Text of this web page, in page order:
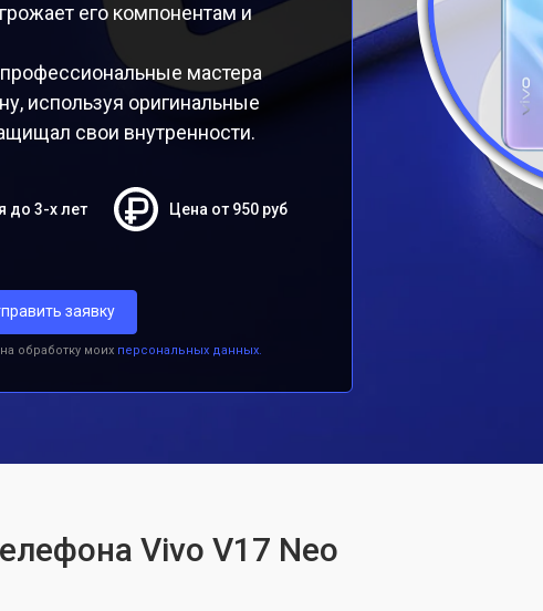
его компонентам и
мастера
используя оригинальные
свои внутренности.
до 3-х лет Цена от 950 руб
заявку
обработку моих персональных данных.
Vivo V17 Neo